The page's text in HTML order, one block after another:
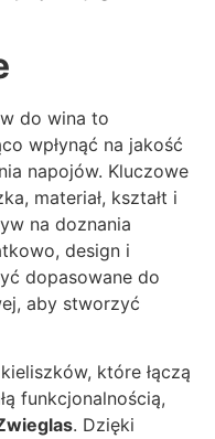
do wina to
wpłynąć na jakość
napojów. Kluczowe
materiał, kształt i
na doznania
design i
dopasowane do
aby stworzyć
które łączą
funkcjonalnością,
. Dzięki